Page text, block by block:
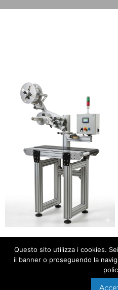
Questo sito utilizza i cookies.
il banner o proseguendo la